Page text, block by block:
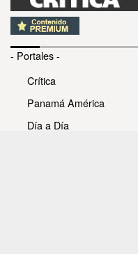
- Portales -
Crítica
Panamá América
Día a Día